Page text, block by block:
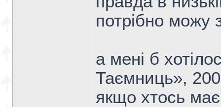
потрібно можу
а мені б
Таємниць»,
якщо хтось має